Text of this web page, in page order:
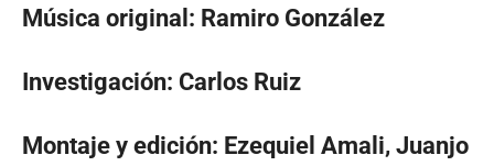
Música original: Ramiro González
Investigación: Carlos Ruiz
Montaje y edición: Ezequiel Amali, Juanjo